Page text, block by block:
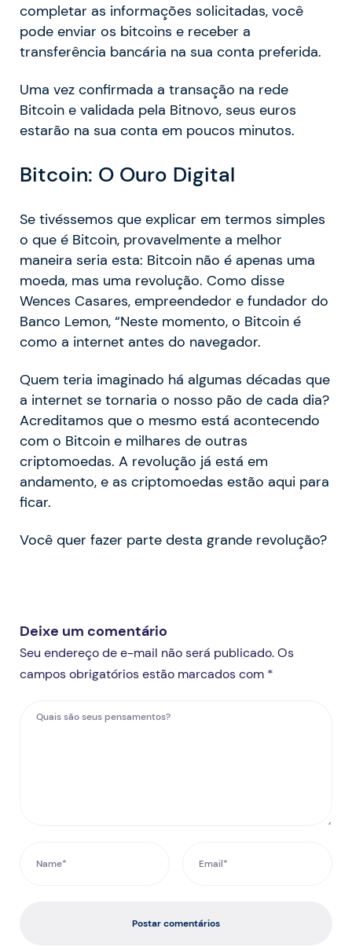
completar as informações solicitadas, você
pode enviar os bitcoins e receber a
transferência bancária na sua conta preferida.
Uma vez confirmada a transação na rede
Bitcoin e validada pela Bitnovo, seus euros
estarão na sua conta em poucos minutos.
Bitcoin: O Ouro Digital
Se tivéssemos que explicar em termos simples
o que é Bitcoin, provavelmente a melhor
maneira seria esta: Bitcoin não é apenas uma
moeda, mas uma revolução. Como disse
Wences Casares, empreendedor e fundador do
Banco Lemon, “Neste momento, o Bitcoin é
como a internet antes do navegador.
Quem teria imaginado há algumas décadas que
a internet se tornaria o nosso pão de cada dia?
Acreditamos que o mesmo está acontecendo
com o Bitcoin e milhares de outras
criptomoedas. A revolução já está em
andamento, e as criptomoedas estão aqui para
ficar.
Você quer fazer parte desta grande revolução?
Deixe um comentário
Seu endereço de e-mail não será publicado. Os
campos obrigatórios estão marcados com *
Postar comentários